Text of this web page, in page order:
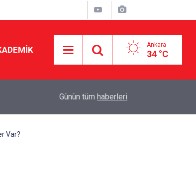
Ankara
34 °C
8 yılda 29 kat arttı! Vakıf üniversitesi ücretleri
Günün tüm haberleri
Var?